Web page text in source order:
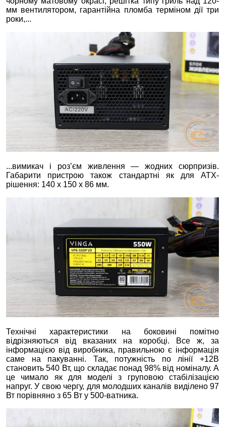
мм вентилятором, гарантійна пломба терміном дії три
роки,...
...вимикач і роз’єм живлення — жодних сюрпризів.
Габарити пристрою також стандартні як для ATX-
рішення: 140 х 150 х 86 мм.
Технічні характеристики на боковині помітно
відрізняються від вказаних на коробці. Все ж, за
інформацією від виробника, правильною є інформація
саме на пакуванні. Так, потужність по лінії +12В
становить 540 Вт, що складає понад 98% від номіналу. А
це чимало як для моделі з груповою стабілізацією
напруг. У свою чергу, для молодших каналів виділено 97
Вт порівняно з 65 Вт у 500-ватника.